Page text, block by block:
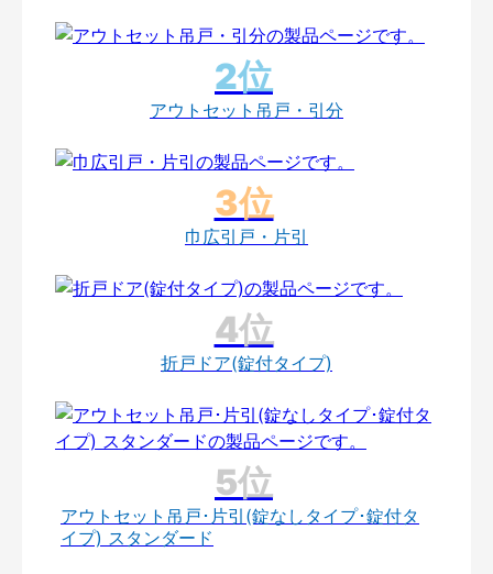
アウトセット吊戸・引分
巾広引戸・片引
折戸ドア(錠付タイプ)
アウトセット吊戸･片引(錠なしタイプ･錠付タ
イプ) スタンダード